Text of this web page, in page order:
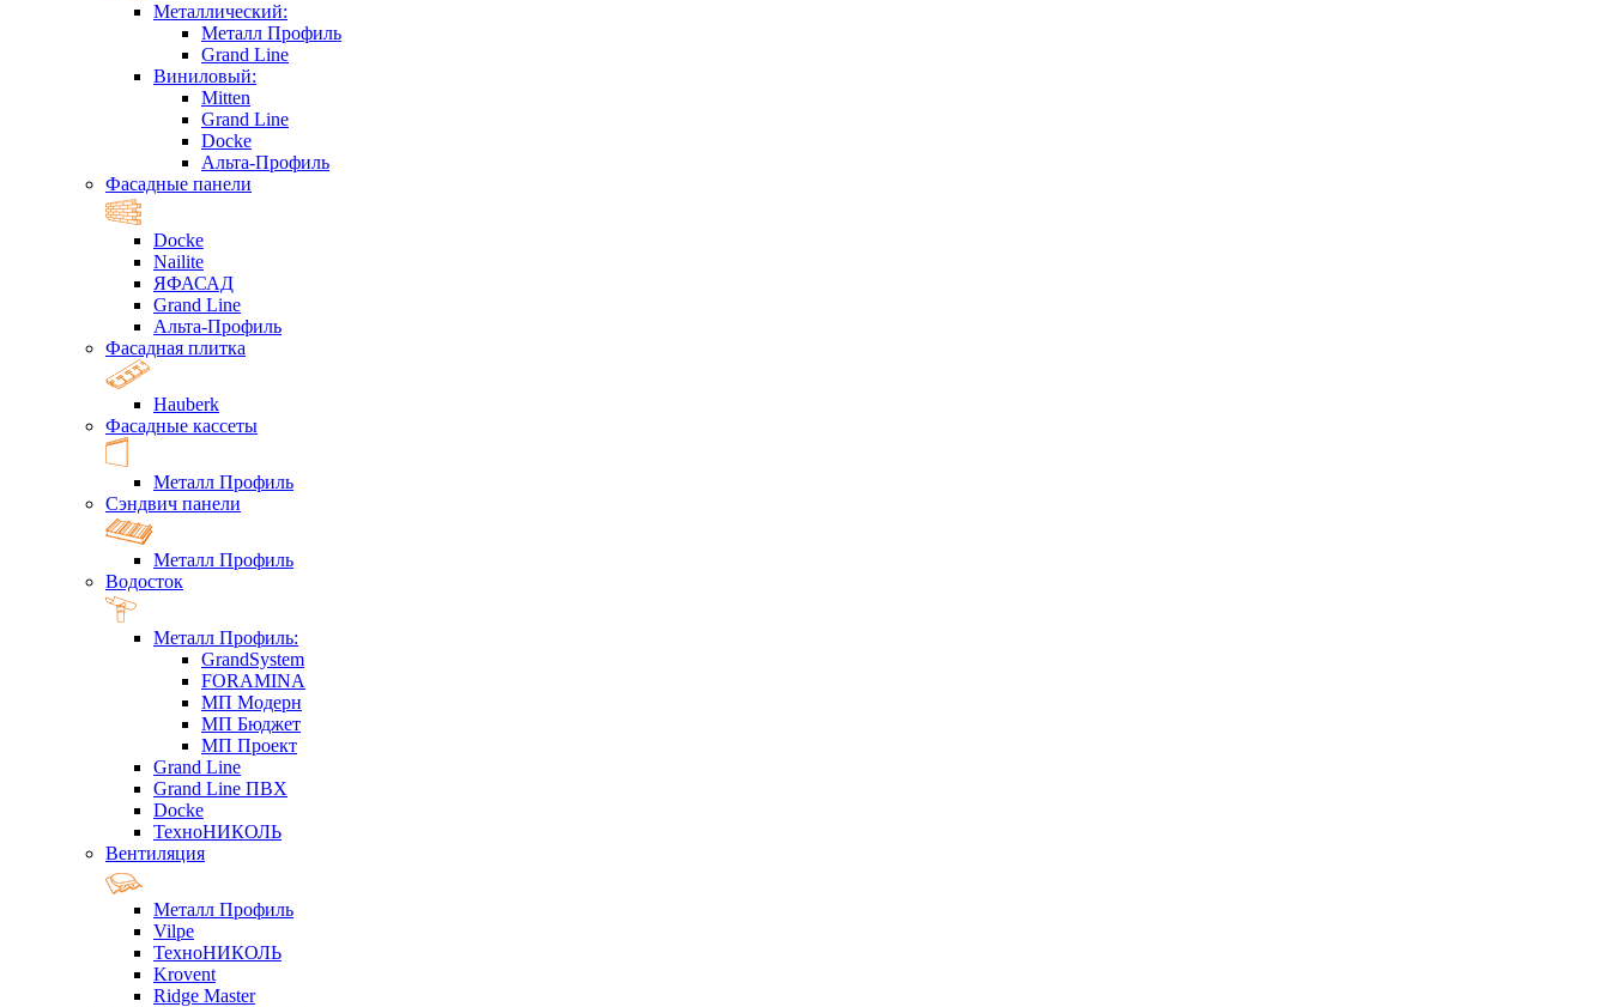
Металлический:
Металл Профиль
Grand Line
Виниловый:
Mitten
Grand Line
Docke
Альта-Профиль
Фасадные панели
Docke
Nailite
ЯФАСАД
Grand Line
Альта-Профиль
Фасадная плитка
Hauberk
Фасадные кассеты
Металл Профиль
Сэндвич панели
Металл Профиль
Водосток
Металл Профиль:
GrandSystem
FORAMINA
МП Модерн
МП Бюджет
МП Проект
Grand Line
Grand Line ПВХ
Docke
ТехноНИКОЛЬ
Вентиляция
Металл Профиль
Vilpe
ТехноНИКОЛЬ
Krovent
Ridge Master